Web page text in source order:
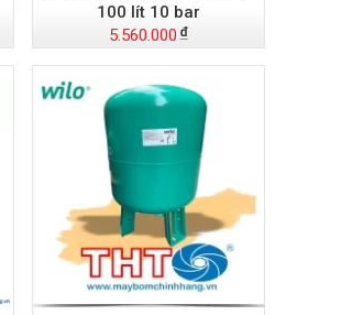
100 lít 10 bar
5.560.000